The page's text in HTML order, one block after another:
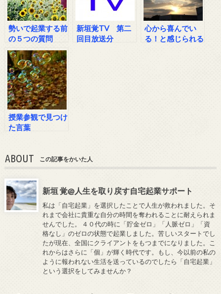
勢いで起業する前
の５つの質問
新垣覚TV 第二
回目放送分
心から喜んでい
る！と感じられる
授業参観で見つけ
た言葉
ABOUT この記事をかいた人
新垣 覚@人生を取り戻す自宅起業サポート
私は「自宅起業」を選択したことで人生が救われました。そ
れまで会社に貴重な自分の時間を奪われることに耐えられま
せんでした。 ４０代の時に「貯金ゼロ」「人脈ゼロ」「資
格なし」のゼロの状態で起業しました。苦しいスタートでし
たが現在、全国にクライアントをもつまでになりました。こ
れからはさらに「個」が輝く時代です。もし、今以前の私の
ように報われない生活を送っているのでしたら「自宅起業」
という選択をしてみませんか？